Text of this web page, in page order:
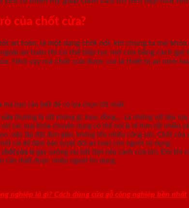
của chốt cửa?
an toàn, là một dạng chốt nổi, khi chúng ta mở
an toàn thì có thể tiếp tục mở cửa bằng cách
Nhờ vậy mà chốt cửa được coi là thiết bị an ninh
mà bạn cần biết để có lựa chọn tốt nhất:
cửa thường là sắt không gỉ, inox, đồng,… Là những vật liệu
với các loại khóa chuyên dụng có thể nói là rẻ hơn rất nhiều
việc lắp đặt đơn giản, không tốn nhiều công sức. Chốt
cài để đảm bảo tuyệt đối an toàn cho người sử dụng.
chốt cửa là gây vướng víu bất tiện nếu cánh cửa lớn. Đôi khi
cần thiết được nhiều người tin dùng.
nghiệp là gì? Cách dùng cửa gỗ công nghiệp bền nhất